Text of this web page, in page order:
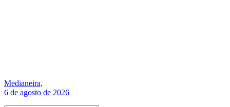
Medianeira,
6 de agosto de 2026